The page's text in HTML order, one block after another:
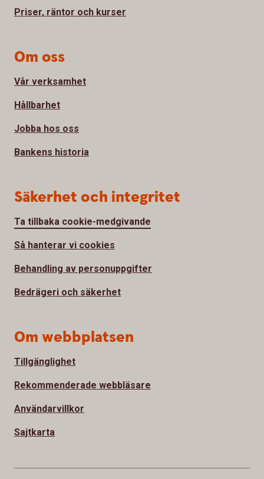
Priser, räntor och kurser
Om oss
Vår verksamhet
Hållbarhet
Jobba hos oss
Bankens historia
Säkerhet och integritet
Ta tillbaka cookie-medgivande
Så hanterar vi cookies
Behandling av personuppgifter
Bedrägeri och säkerhet
Om webbplatsen
Tillgänglighet
Rekommenderade webbläsare
Användarvillkor
Sajtkarta